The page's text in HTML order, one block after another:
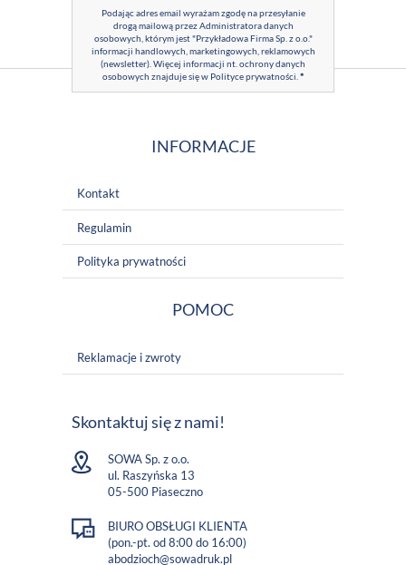
Podając adres email wyrażam zgodę na przesyłanie
drogą mailową przez Administratora danych
osobowych, którym jest "Przykładowa Firma Sp. z o.o."
informacji handlowych, marketingowych, reklamowych
(newsletter). Więcej informacji nt. ochrony danych
osobowych znajduje się w Polityce prywatności *
INFORMACJE
Kontakt
Regulamin
Polityka prywatności
POMOC
Reklamacje i zwroty
Skontaktuj się z nami!
SOWA Sp. z o.o.
ul. Raszyńska 13
05-500 Piaseczno
BIURO OBSŁUGI KLIENTA
(pon.-pt. od 8:00 do 16:00)
abodzioch@sowadruk.pl